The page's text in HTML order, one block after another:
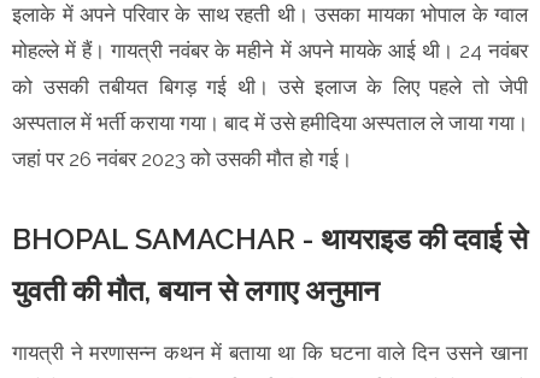
इलाके में अपने परिवार के साथ रहती थी। उसका मायका भोपाल के ग्वाल
मोहल्ले में हैं। गायत्री नवंबर के महीने में अपने मायके आई थी। 24 नवंबर
को उसकी तबीयत बिगड़ गई थी। उसे इलाज के लिए पहले तो जेपी
अस्पताल में भर्ती कराया गया। बाद में उसे हमीदिया अस्पताल ले जाया गया।
जहां पर 26 नवंबर 2023 को उसकी मौत हो गई।
BHOPAL SAMACHAR - थायराइड की दवाई से
युवती की मौत, बयान से लगाए अनुमान
गायत्री ने मरणासन्न कथन में बताया था कि घटना वाले दिन उसने खाना